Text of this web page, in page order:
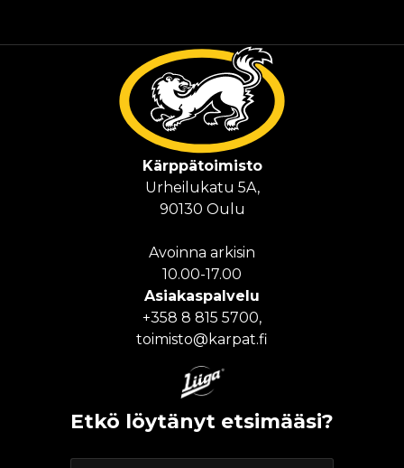
Kärppä­toimisto
Urheilukatu 5A,
90130 Oulu
Avoinna arkisin
10.00-17.00
Asiakas­palvelu
+358 8 815 5700,
toimisto@karpat.fi
Etkö löytänyt etsimääsi?